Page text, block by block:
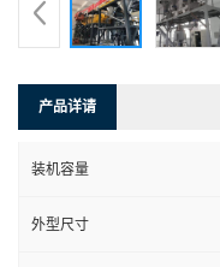
产品详请
装机容量
外型尺寸